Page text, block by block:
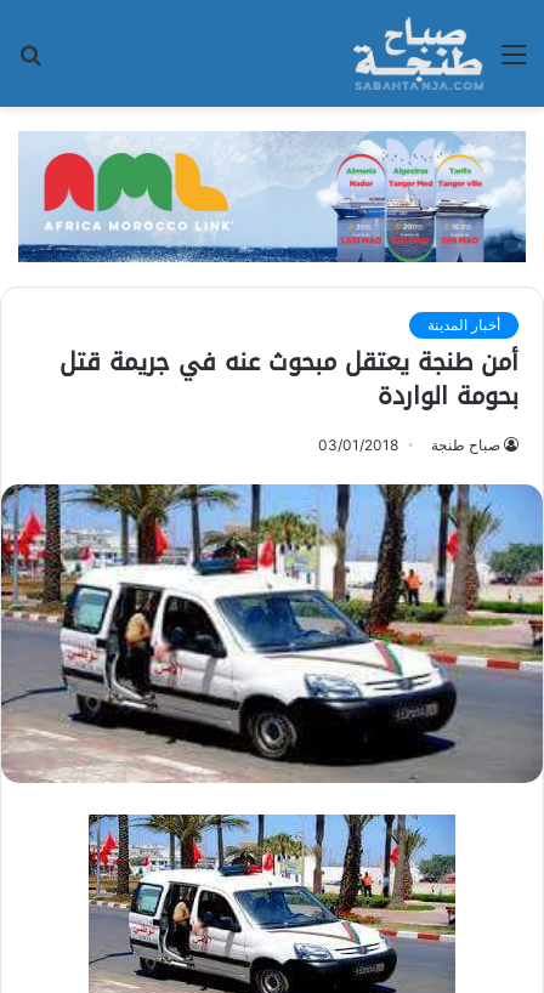
القائمة
أخبار المدينة
أمن طنجة يعتقل مبحوث عنه في جريمة قتل
بحومة الواردة
صباح طنجة 03/01/2018